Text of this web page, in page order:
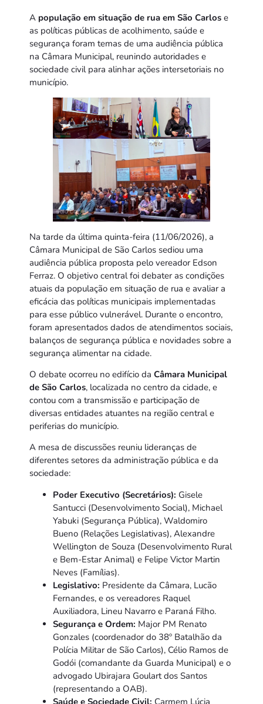
A população em situação de rua em São Carlos e
as políticas públicas de acolhimento, saúde e
segurança foram temas de uma audiência pública
na Câmara Municipal, reunindo autoridades e
sociedade civil para alinhar ações intersetoriais no
município.
Na tarde da última quinta-feira (11/06/2026), a
Câmara Municipal de São Carlos sediou uma
audiência pública proposta pelo vereador Edson
Ferraz. O objetivo central foi debater as condições
atuais da população em situação de rua e avaliar a
eficácia das políticas municipais implementadas
para esse público vulnerável. Durante o encontro,
foram apresentados dados de atendimentos sociais,
balanços de segurança pública e novidades sobre a
segurança alimentar na cidade.
O debate ocorreu no edifício da Câmara Municipal
de São Carlos, localizada no centro da cidade, e
contou com a transmissão e participação de
diversas entidades atuantes na região central e
periferias do município.
A mesa de discussões reuniu lideranças de
diferentes setores da administração pública e da
sociedade:
Poder Executivo (Secretários): Gisele
Santucci (Desenvolvimento Social), Michael
Yabuki (Segurança Pública), Waldomiro
Bueno (Relações Legislativas), Alexandre
Wellington de Souza (Desenvolvimento Rural
e Bem-Estar Animal) e Felipe Victor Martin
Neves (Famílias).
Legislativo: Presidente da Câmara, Lucão
Fernandes, e os vereadores Raquel
Auxiliadora, Lineu Navarro e Paraná Filho.
Segurança e Ordem: Major PM Renato
Gonzales (coordenador do 38º Batalhão da
Polícia Militar de São Carlos), Célio Ramos de
Godói (comandante da Guarda Municipal) e o
advogado Ubirajara Goulart dos Santos
(representando a OAB).
Saúde e Sociedade Civil: Carmem Lúcia